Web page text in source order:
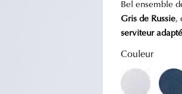
Bel ensemble
Gris de Russie,
serviteur
Couleur
Gris Arctique